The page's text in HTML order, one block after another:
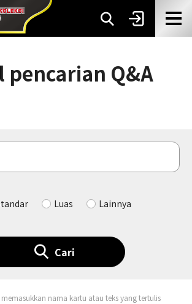
pencarian Q&A
Luas Lainnya
Cari
nama kartu atau teks yang tertulis